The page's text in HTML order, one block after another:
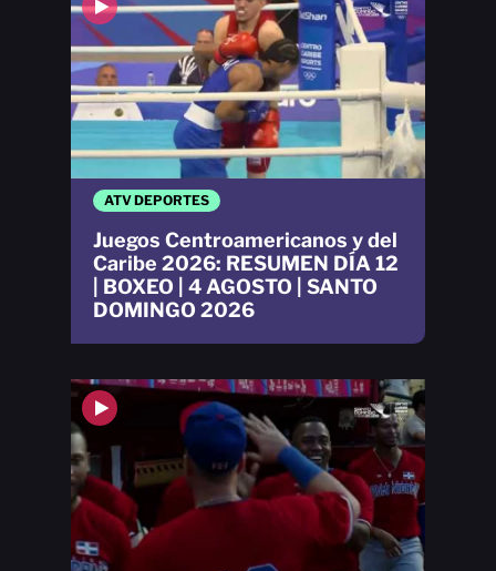
ATV DEPORTES
Juegos Centroamericanos y del
Caribe 2026: RESUMEN DÍA 12
| BOXEO | 4 AGOSTO | SANTO
DOMINGO 2026